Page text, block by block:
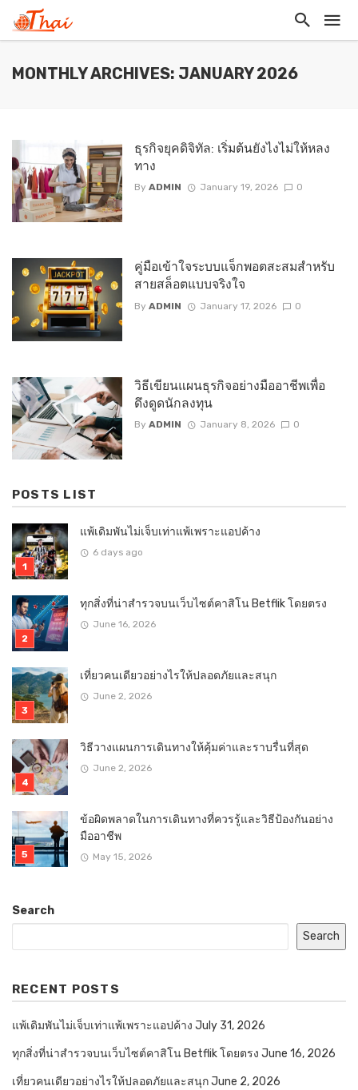
MONTHLY ARCHIVES: JANUARY 2026
ธุรกิจยุคดิจิทัล: เริ่มต้นยังไงไม่ให้หลง
ทาง
By ADMIN January 19, 2026 0
คู่มือเข้าใจระบบแจ็กพอตสะสมสำหรับ
สายสล็อตแบบจริงใจ
By ADMIN January 17, 2026 0
วิธีเขียนแผนธุรกิจอย่างมืออาชีพเพื่อ
ดึงดูดนักลงทุน
By ADMIN January 8, 2026 0
POSTS LIST
แพ้เดิมพันไม่เจ็บเท่าแพ้เพราะแอปค้าง
6 days ago
ทุกสิ่งที่น่าสำรวจบนเว็บไซต์คาสิโน Betflik โดยตรง
June 16, 2026
เที่ยวคนเดียวอย่างไรให้ปลอดภัยและสนุก
June 2, 2026
วิธีวางแผนการเดินทางให้คุ้มค่าและราบรื่นที่สุด
June 2, 2026
ข้อผิดพลาดในการเดินทางที่ควรรู้และวิธีป้องกันอย่าง
มืออาชีพ
May 15, 2026
Search
Search
RECENT POSTS
แพ้เดิมพันไม่เจ็บเท่าแพ้เพราะแอปค้าง July 31, 2026
ทุกสิ่งที่น่าสำรวจบนเว็บไซต์คาสิโน Betflik โดยตรง June 16, 2026
เที่ยวคนเดียวอย่างไรให้ปลอดภัยและสนุกJune 2, 2026